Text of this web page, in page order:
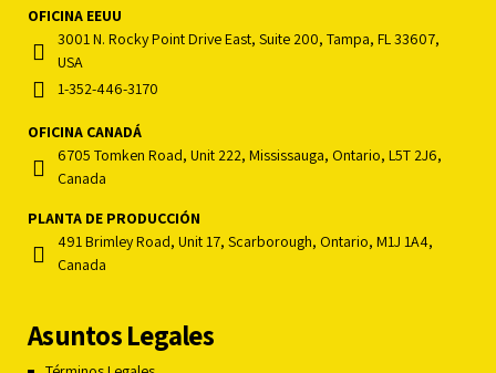
OFICINA EEUU
3001 N. Rocky Point Drive East, Suite 200, Tampa, FL 33607,
USA
1-352-446-3170
OFICINA CANADÁ
6705 Tomken Road, Unit 222, Mississauga, Ontario, L5T 2J6,
Canada
PLANTA DE PRODUCCIÓN
491 Brimley Road, Unit 17, Scarborough, Ontario, M1J 1A4,
Canada
Asuntos Legales